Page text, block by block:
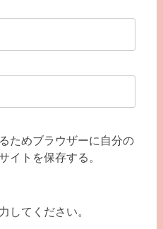
ためブラウザーに自分の
イトを保存する。
してください。